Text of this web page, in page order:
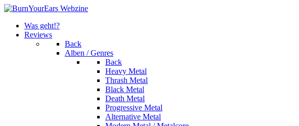
Was geht!?
Reviews
Back
Alben / Genres
Back
Heavy Metal
Thrash Metal
Black Metal
Death Metal
Progressive Metal
Alternative Metal